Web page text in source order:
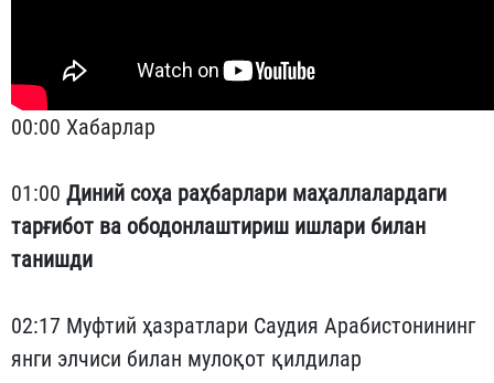
00:00 Хабарлар
01:00 Диний соҳа раҳбарлари маҳаллалардаги
тарғибот ва ободонлаштириш ишлари билан
танишди
02:17 Муфтий ҳазратлари Саудия Арабистонининг
янги элчиси билан мулоқот қилдилар